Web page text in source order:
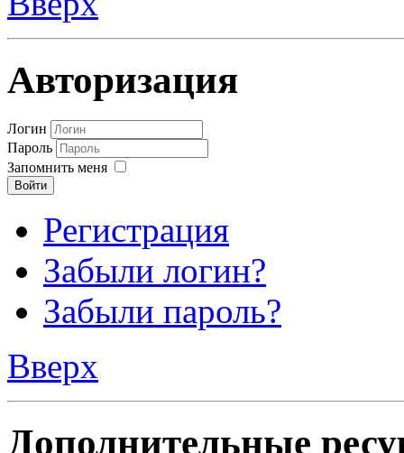
Авторизация
Логин
Пароль
Запомнить меня
Войти
Регистрация
Забыли логин?
Забыли пароль?
Вверх
Дополнительные